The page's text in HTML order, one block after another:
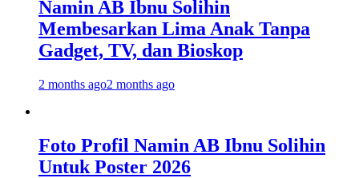
Namin AB Ibnu Solihin
Membesarkan Lima Anak Tanpa
Gadget, TV, dan Bioskop
2 months ago2 months ago
Foto Profil Namin AB Ibnu Solihin
Untuk Poster 2026